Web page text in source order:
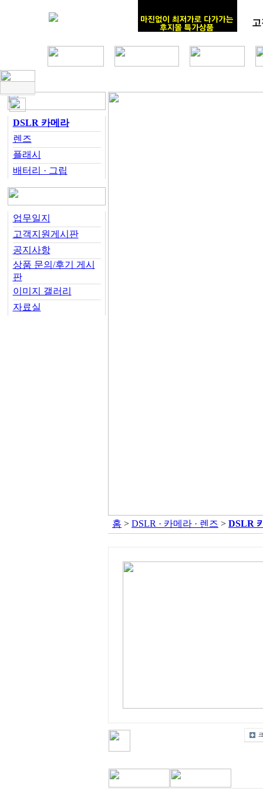
DSLR 카메라
렌즈
플래시
배터리 · 그립
업무일지
고객지원게시판
공지사항
상품 문의/후기 게시
판
이미지 갤러리
자료실
홈 > DSLR · 카메라 · 렌즈 > DSLR